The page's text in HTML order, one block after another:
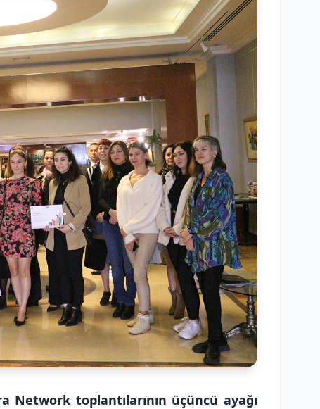
Network toplantılarının üçüncü ayağı